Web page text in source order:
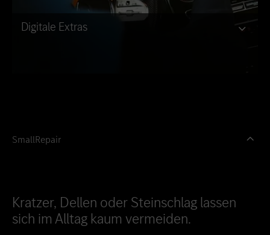
Digitale Extras
SmallRepair
Kratzer, Dellen oder Steinschlag lassen
sich im Alltag kaum vermeiden.